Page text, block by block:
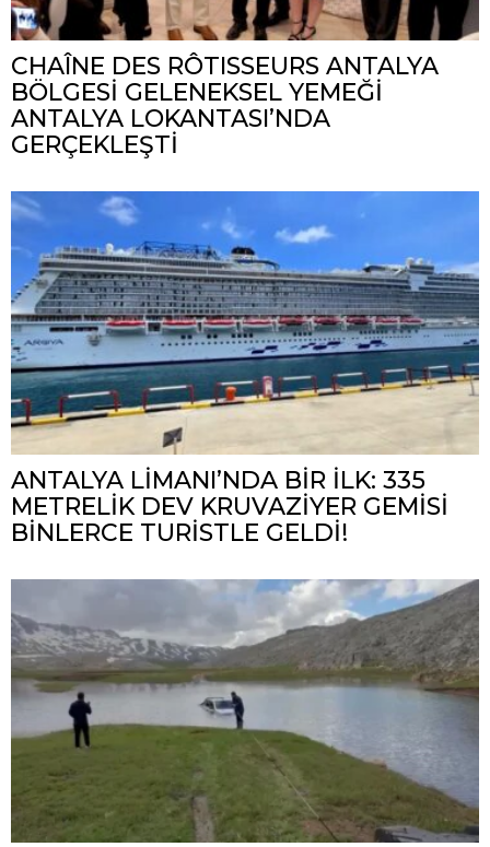
CHAÎNE DES RÔTISSEURS ANTALYA
BÖLGESİ GELENEKSEL YEMEĞİ
ANTALYA LOKANTASI’NDA
GERÇEKLEŞTİ
ANTALYA LİMANI’NDA BİR İLK: 335
METRELİK DEV KRUVAZİYER GEMİSİ
BİNLERCE TURİSTLE GELDİ!